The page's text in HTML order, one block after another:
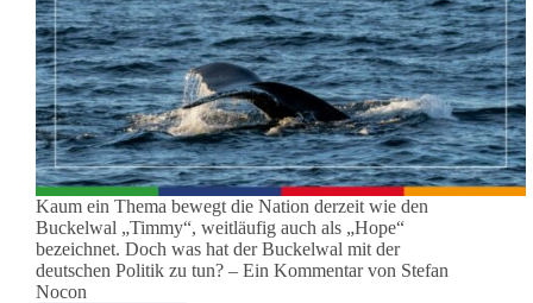
Kaum ein Thema bewegt die Nation derzeit wie den
Buckelwal „Timmy“, weitläufig auch als „Hope“
bezeichnet. Doch was hat der Buckelwal mit der
deutschen Politik zu tun? – Ein Kommentar von Stefan
Nocon